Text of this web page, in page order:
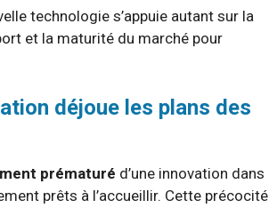
technologie s’appuie autant sur la
et la maturité du marché pour
déjoue les plans des
prématuré d’une innovation dans
prêts à l’accueillir. Cette précocité